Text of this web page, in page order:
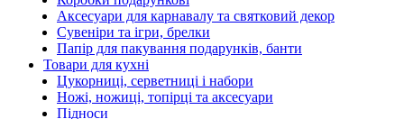
Аксесуари для карнавалу та святковий декор
Сувеніри та ігри, брелки
Папір для пакування подарунків, банти
Товари для кухні
Цукорниці, серветниці і набори
Ножі, ножиці, топірці та аксесуари
Підноси